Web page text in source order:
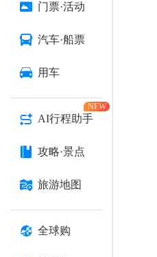
门票·活动
汽车·船票
用车
AI行程助手
NEW
攻略·景点
旅游地图
全球购